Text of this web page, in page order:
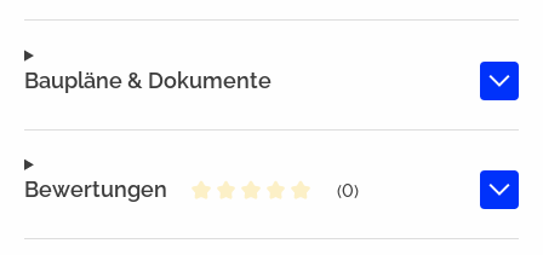
Baupläne & Dokumente
Bewertungen
(0)